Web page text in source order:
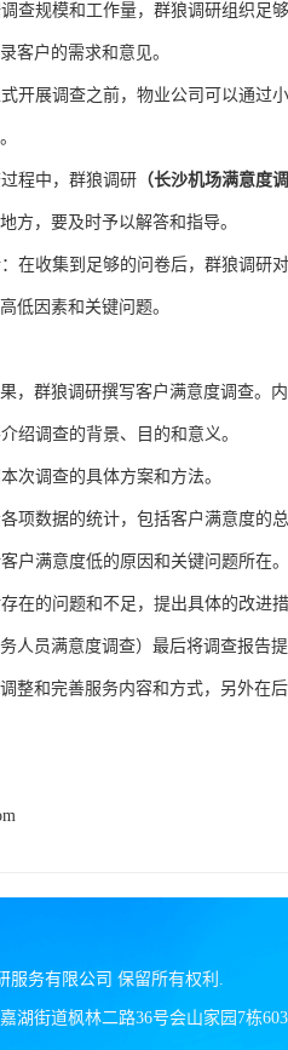
查规模和工作量， 群狼调研组织足
客户的需求和意见。
开展调查之前， 物业公司 可以通过
程中 ， 群狼调研 （长沙机场满意度调
方，要及时予以解答和指导。
在收集到足够的问卷后， 群狼调研
低因素和关键问题。
，群狼调研撰写客户满意度调查。内
绍调查的背景、目的和意义。
次调查的具体方案和方法。
项数据的统计，包括客户满意度的
户满意度低的原因和关键问题所在。
在的问题和不足，提出具体的改进措
人员满意度调查） 最后将调查报告
整和完善服务内容和方式，另外在
服务有限公司 保留所有权利.
湖街道枫林二路36号会山家园7栋603